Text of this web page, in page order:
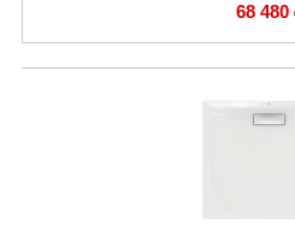
68 480